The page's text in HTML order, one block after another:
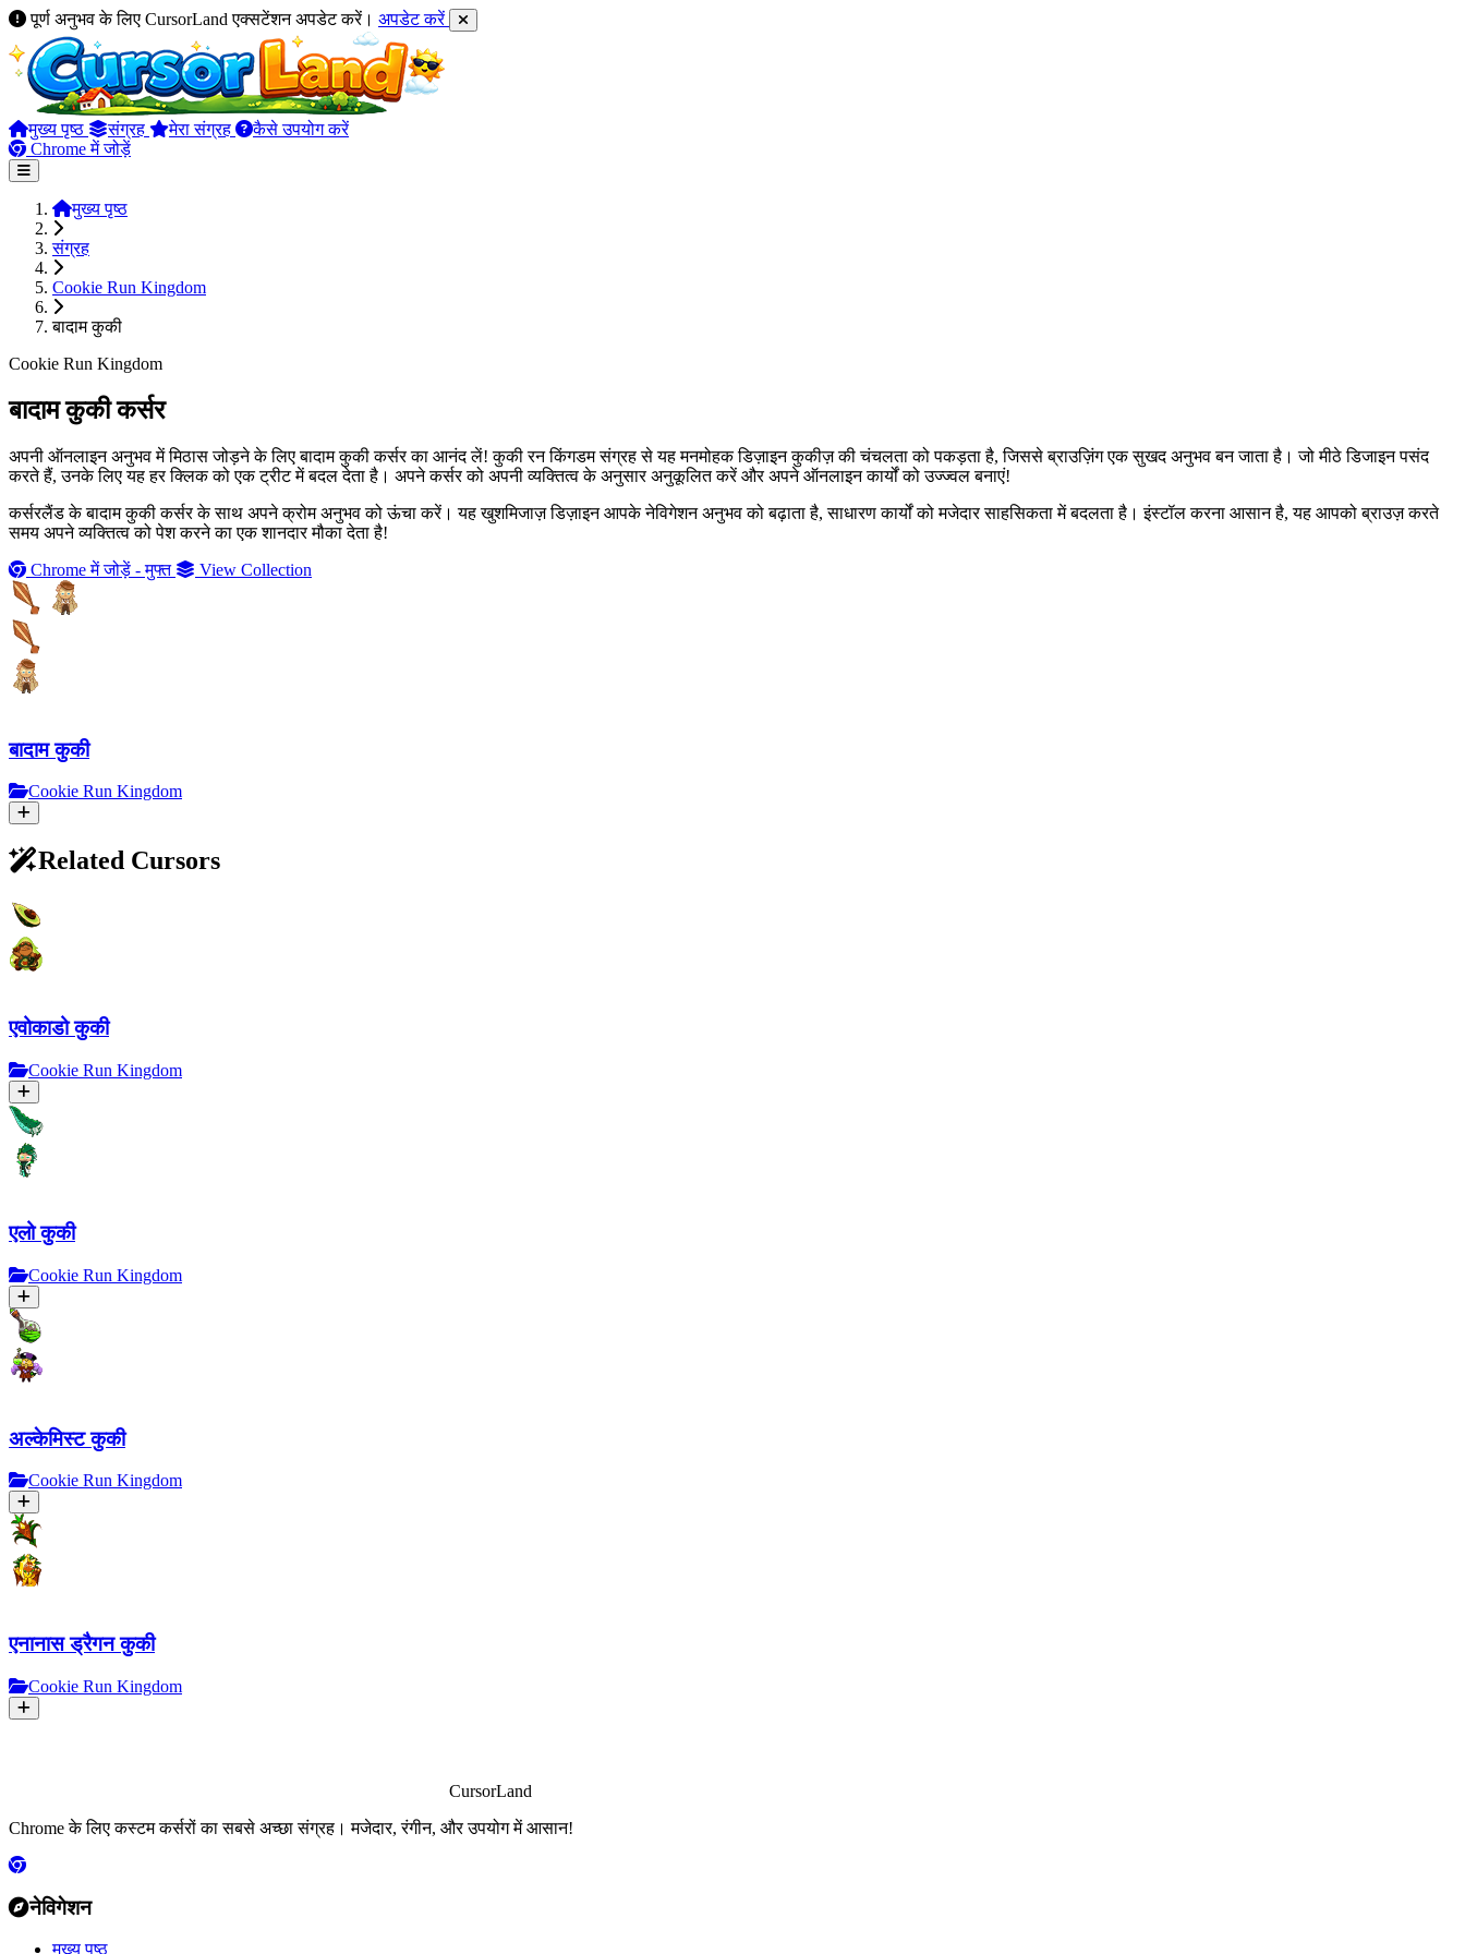
पूर्ण अनुभव के लिए CursorLand एक्सटेंशन अपडेट करें। अपडेट करें
मुख्य पृष्ठ संग्रह मेरा संग्रह
कैसे उपयोग करें
Chrome में जोड़ें
मुख्य पृष्ठ
संग्रह
Cookie Run Kingdom
बादाम कुकी
Cookie Run Kingdom
बादाम कुकी कर्सर
अपनी ऑनलाइन अनुभव में मिठास जोड़ने के लिए बादाम कुकी कर्सर का आनंद लें! कुकी रन किंगडम संग्रह से यह मनमोहक डिज़ाइन कुकीज़ की चंचलता को पकड़ता है, जिससे ब्राउज़िंग एक सुखद अनुभव बन जाता है। जो मीठे डिजाइन पसंद
करते हैं, उनके लिए यह हर क्लिक को एक ट्रीट में बदल देता है। अपने कर्सर को अपनी व्यक्तित्व के अनुसार अनुकूलित करें और अपने ऑनलाइन कार्यों को उज्ज्वल बनाएं!
कर्सरलैंड के बादाम कुकी कर्सर के साथ अपने क्रोम अनुभव को ऊंचा करें। यह खुशमिजाज़ डिज़ाइन आपके नेविगेशन अनुभव को बढ़ाता है, साधारण कार्यों को मजेदार साहसिकता में बदलता है। इंस्टॉल करना आसान है, यह आपको ब्राउज़ करते
समय अपने व्यक्तित्व को पेश करने का एक शानदार मौका देता है!
Chrome में जोड़ें - मुफ्त
View Collection
बादाम कुकी
Cookie Run Kingdom
Related Cursors
एवोकाडो कुकी
Cookie Run Kingdom
एलो कुकी
Cookie Run Kingdom
अल्केमिस्ट कुकी
Cookie Run Kingdom
एनानास ड्रैगन कुकी
Cookie Run Kingdom
CursorLand
Chrome के लिए कस्टम कर्सरों का सबसे अच्छा संग्रह। मजेदार, रंगीन, और उपयोग में आसान!
नेविगेशन
मुख्य पृष्ठ